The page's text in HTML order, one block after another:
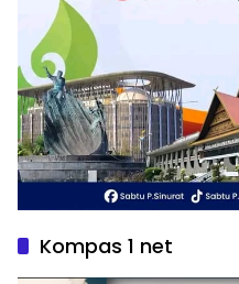
Kompas 1 net